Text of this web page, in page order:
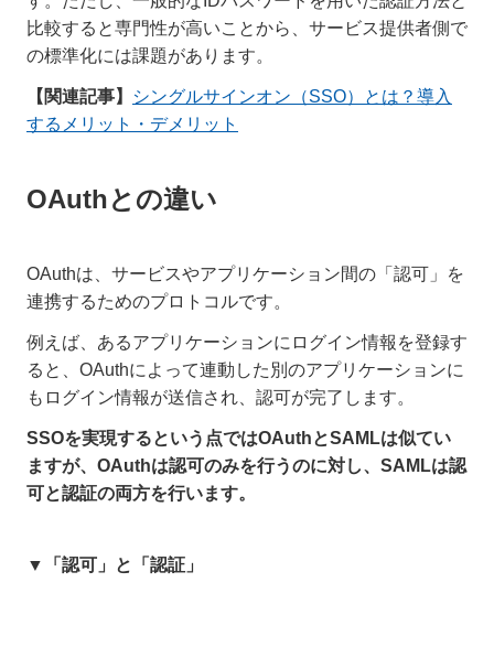
比較すると専門性が高いことから、サービス提供者側で
の標準化には課題があります。
【関連記事】
シングルサインオン（SSO）とは？導入
するメリット・デメリット
OAuthとの違い
OAuthは、サービスやアプリケーション間の「認可」を
連携するためのプロトコルです。
例えば、あるアプリケーションにログイン情報を登録す
ると、OAuthによって連動した別のアプリケーションに
もログイン情報が送信され、認可が完了します。
SSOを実現するという点ではOAuthとSAMLは似てい
ますが、OAuthは認可のみを行うのに対し、SAMLは認
可と認証の両方を行います。
▼「認可」と「認証」